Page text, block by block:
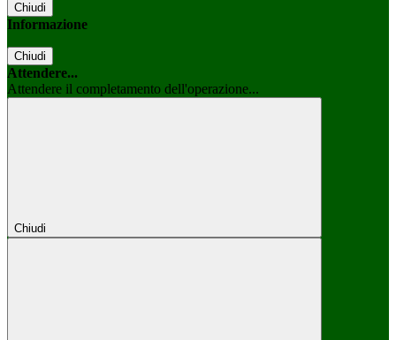
Chiudi
Informazione
Chiudi
Attendere...
Attendere il completamento dell'operazione...
Chiudi